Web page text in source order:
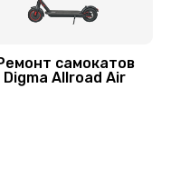
Digma
самокатов
Digma Allroad Air